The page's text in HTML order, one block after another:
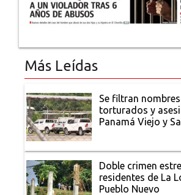
Más Leídas
Se filtran
torturados y
Panamá Viejo y
Doble crimen
residentes de La
Pueblo Nuevo